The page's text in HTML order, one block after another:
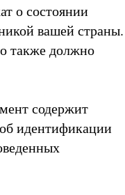
о состоянии
вашей страны.
также должно
содержит
идентификации